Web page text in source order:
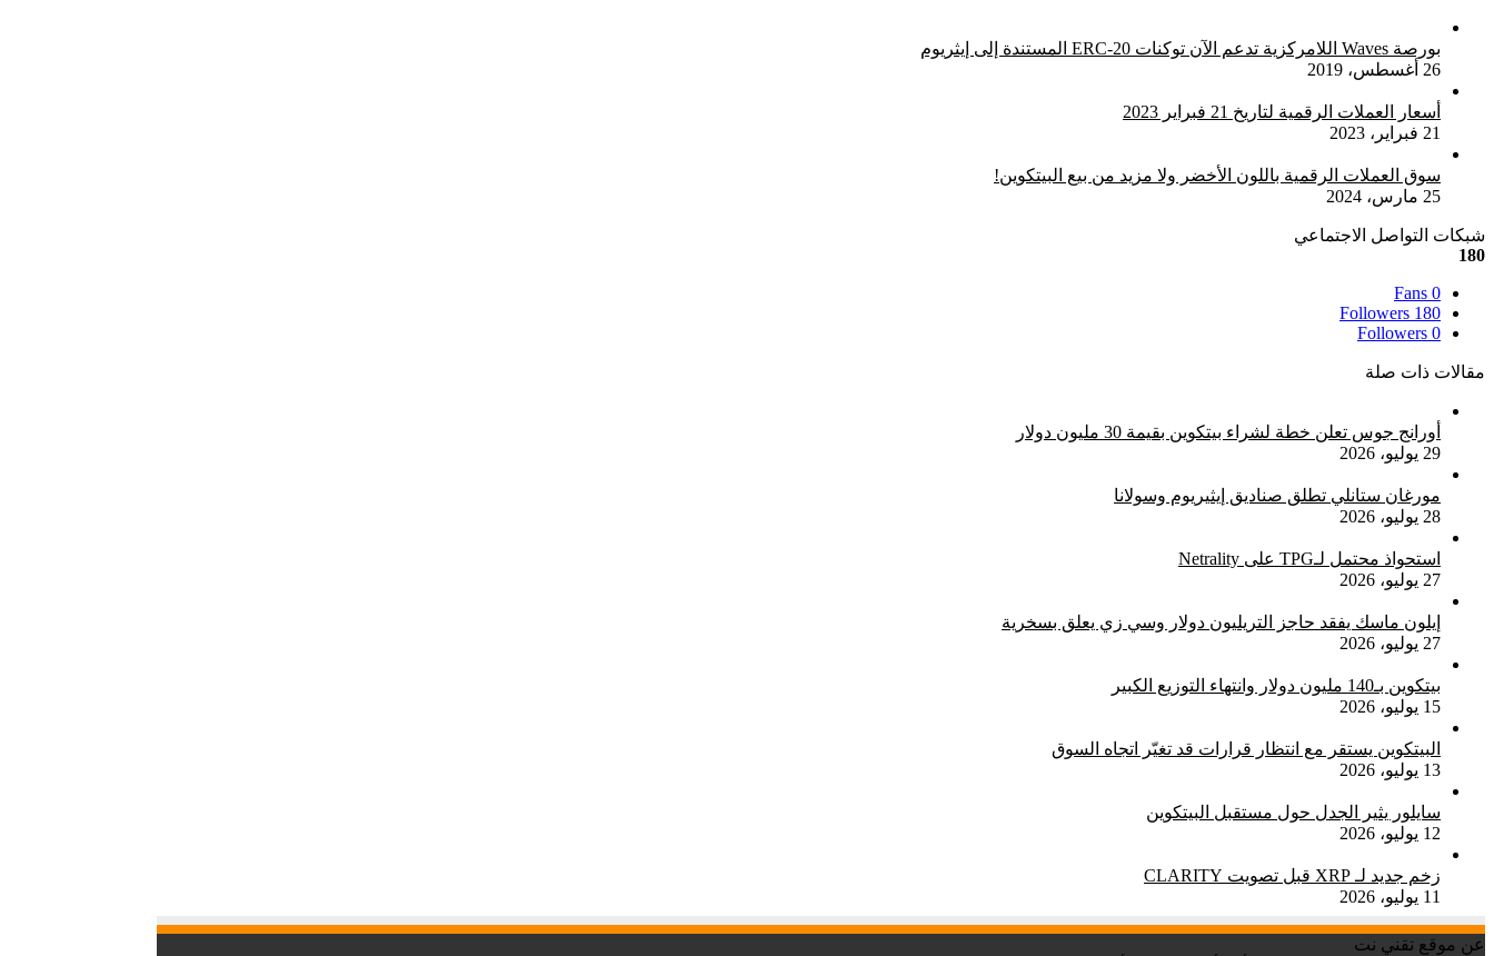
بورصة Waves اللامركزية تدعم الآن توكنات ‏20-‏ERC المستندة إلى إيثريوم
26 أغسطس، 2019
أسعار العملات الرقمية لتاريخ 21 فبراير 2023
21 فبراير، 2023
سوق العملات الرقمية باللون الأخضر ولا مزيد من بيع البيتكوين!
25 مارس، 2024
شبكات التواصل الاجتماعي
180
0
Fans
180
Followers
0
Followers
مقالات ذات صلة
أورانج جوس تعلن خطة لشراء بيتكوين بقيمة 30 مليون دولار
29 يوليو، 2026
مورغان ستانلي تطلق صناديق إيثيريوم وسولانا
28 يوليو، 2026
استحواذ محتمل لـTPG على Netrality
27 يوليو، 2026
إيلون ماسك يفقد حاجز التريليون دولار وسي زي يعلق بسخرية
27 يوليو، 2026
بيتكوين بـ140 مليون دولار وانتهاء التوزيع الكبير
15 يوليو، 2026
البيتكوين يستقر مع انتظار قرارات قد تغيّر اتجاه السوق
13 يوليو، 2026
سايلور يثير الجدل حول مستقبل البيتكوين
12 يوليو، 2026
زخم جديد لـ XRP قبل تصويت CLARITY
11 يوليو، 2026
عن موقع تقني نت